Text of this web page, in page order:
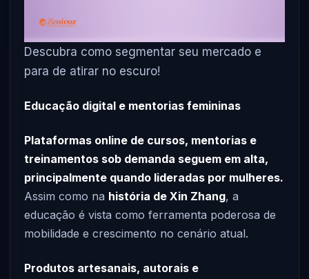
Descubra como segmentar seu mercado e
para de atirar no escuro!
Educação digital e mentorias femininas
Plataformas online de cursos, mentorias e
treinamentos sob demanda seguem em alta,
principalmente quando lideradas por mulheres.
Assim como na história de Xin Zhang, a
educação é vista como ferramenta poderosa de
mobilidade e crescimento no cenário atual.
Produtos artesanais, autorais e